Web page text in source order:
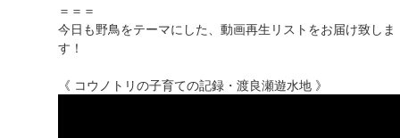
＝＝＝
今日も野鳥をテーマにした、動画再生リストをお届け致しま
す！
《 コウノトリの子育ての記録・渡良瀬遊水地 》